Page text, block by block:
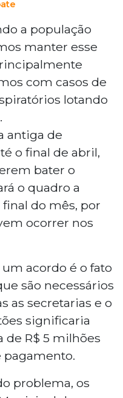
a população
manter esse
com casos de
lotando
antiga de
o final de abril,
bater o
o quadro a
do mês, por
ocorrer nos
acordo é o fato
são necessários
as secretarias e o
significaria
de R$ 5 milhões
pagamento.
problema, os